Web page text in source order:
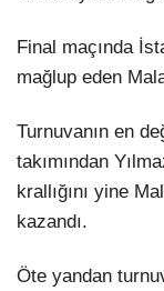
Final maçında
mağlup eden
Turnuvanın en
takımından
krallığını yine
kazandı.
Öte yandan